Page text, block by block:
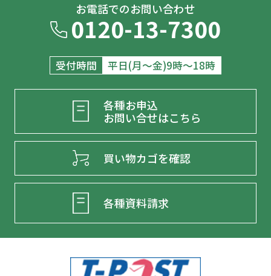
お電話でのお問い合わせ
0120-13-7300
受付時間 平日(月～金)9時～18時
各種お申込
お問い合せはこちら
買い物カゴを確認
各種資料請求